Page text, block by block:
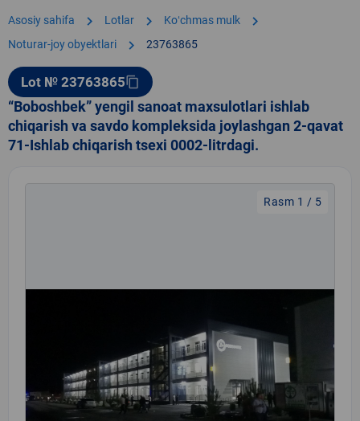
Asosiy sahifa chevron_right Lotlar chevron_right Koʻchmas mulk chevron_right
Noturar-joy obyektlari chevron_right 23763865
Lot № 23763865content_copy
“Boboshbek” yengil sanoat maxsulotlari ishlab
chiqarish va savdo kompleksida joylashgan 2-qavat
71-Ishlab chiqarish tsexi 0002-litrdagi.
Rasm 1 / 5